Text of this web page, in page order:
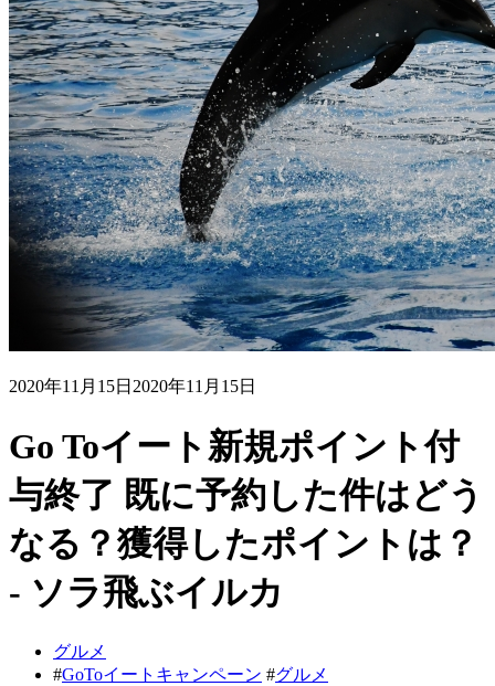
2020年11月15日 2020年11月15日
Go Toイート新規ポイント付
与終了 既に予約した件はどう
なる？獲得したポイントは？
- ソラ飛ぶイルカ
グルメ
#GoToイートキャンペーン #グルメ